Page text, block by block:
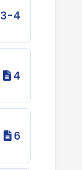
3-4
4
6